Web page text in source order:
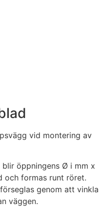
vid montering av
öppningens Ø i mm x
och formas runt röret.
genom att vinkla
väggen.